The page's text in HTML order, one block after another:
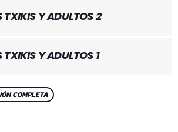
TXIKIS Y ADULTOS 1
TXIKIS Y ADULTOS 2
COMPLETA